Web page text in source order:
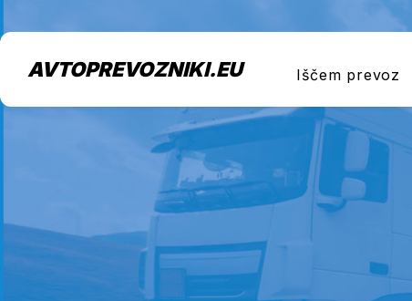
AVTOPREVOZNIKI.EU Iščem prevoz